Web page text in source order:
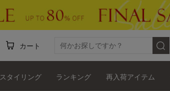
カート
スタイリング ランキング 再入荷アイテム